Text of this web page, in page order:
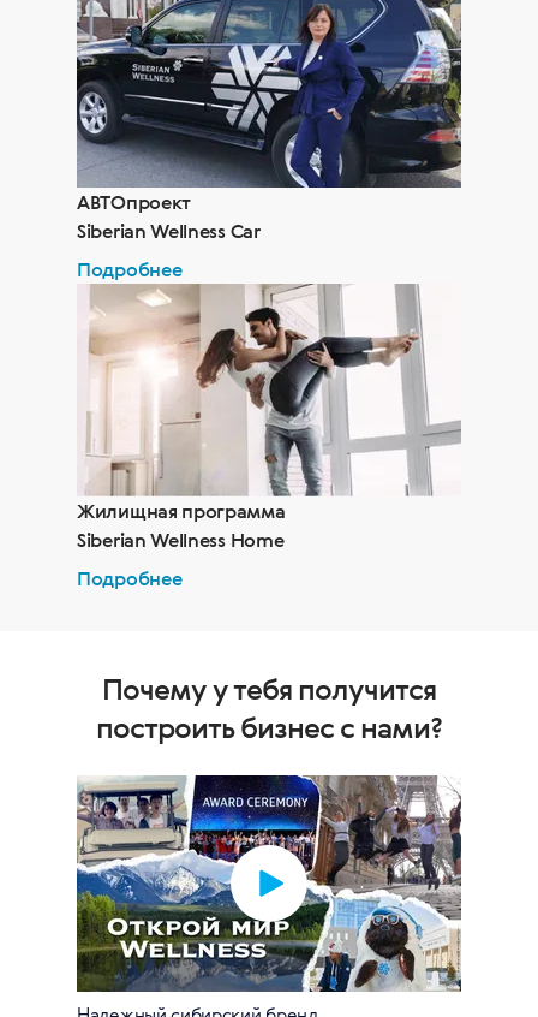
АВТОпроект
Siberian Wellness Car
Подробнее
Жилищная программа
Siberian Wellness Home
Подробнее
Почему у тебя получится
построить бизнес с нами?